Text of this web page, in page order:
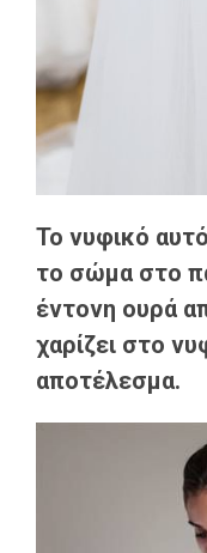
Το νυφικό
το σώμα στο
έντονη ουρά
χαρίζει στο
αποτέλεσμα.